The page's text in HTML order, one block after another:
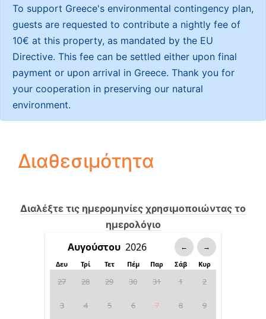
To support Greece's environmental contingency plan,
guests are requested to contribute a nightly fee of
10€ at this property, as mandated by the EU
Directive. This fee can be settled either upon final
payment or upon arrival in Greece. Thank you for
your cooperation in preserving our natural
environment.
Διαθεσιμότητα
Διαλέξτε τις ημερομηνίες χρησιμοποιώντας το
ημερολόγιο
← →
Δευ Τρί Τετ Πέμ Παρ Σάβ Κυρ
27 28 29 30 31 1 2
3 4 5 6 7 8 9